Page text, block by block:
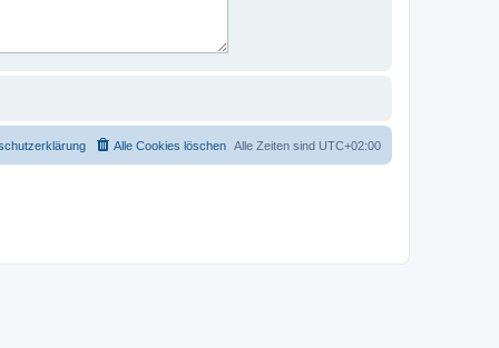
Alle Zeiten sind UTC+02:00
Alle Cookies löschen